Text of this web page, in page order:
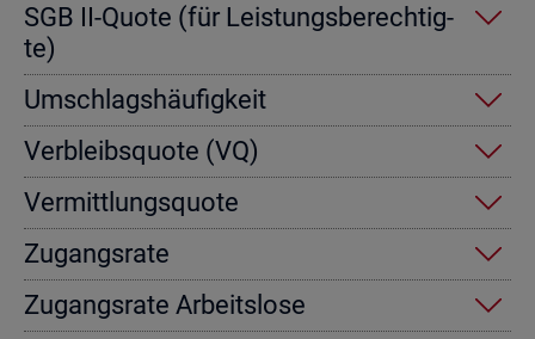
SGB II-Quote (für Leis­tungs­be­rech­tig­
te)
Um­schlags­häu­fig­keit
Ver­bleibs­quo­te (VQ)
Ver­mitt­lungs­quo­te
Zu­gangs­ra­te
Zu­gangs­ra­te Ar­beits­lo­se